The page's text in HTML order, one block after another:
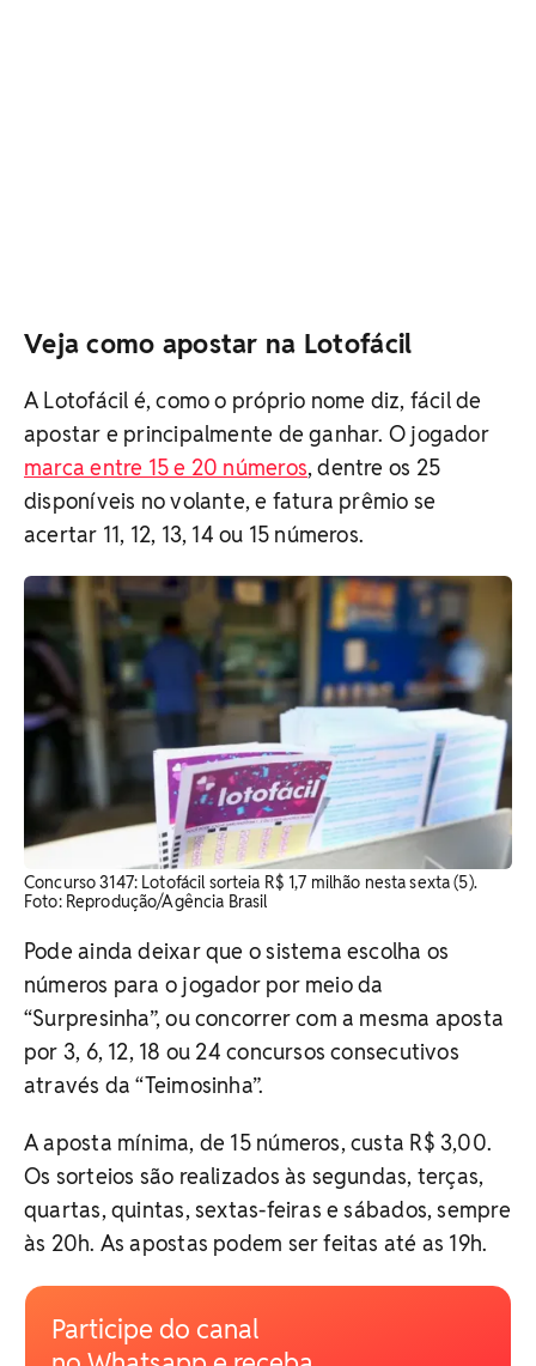
Veja como apostar na Lotofácil
A Lotofácil é, como o próprio nome diz, fácil de
apostar e principalmente de ganhar. O jogador
marca entre 15 e 20 números, dentre os 25
disponíveis no volante, e fatura prêmio se
acertar 11, 12, 13, 14 ou 15 números.
Concurso 3147: Lotofácil sorteia R$ 1,7 milhão nesta sexta (5).
Foto: Reprodução/Agência Brasil
Pode ainda deixar que o sistema escolha os
números para o jogador por meio da
“Surpresinha”, ou concorrer com a mesma aposta
por 3, 6, 12, 18 ou 24 concursos consecutivos
através da “Teimosinha”.
A aposta mínima, de 15 números, custa R$ 3,00.
Os sorteios são realizados às segundas, terças,
quartas, quintas, sextas-feiras e sábados, sempre
às 20h. As apostas podem ser feitas até as 19h.
Participe do canal